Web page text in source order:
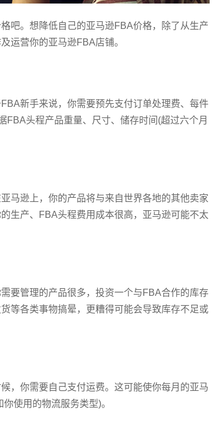
吧。想降低自己的亚马逊FBA价格，除了从生产
运营你的亚马逊FBA店铺。
新手来说，你需要预先支付订单处理费、每件
FBA头程产品重量、尺寸、储存时间(超过六个月
马逊上，你的产品将与来自世界各地的其他卖家
生产、FBA头程费用成本很高，亚马逊可能不太
要管理的产品很多，投资一个与FBA合作的库存
等各类事物搞晕，更糟得可能会导致库存不足或
，你需要自己支付运费。这可能使你每月的亚马
使用的物流服务类型)。